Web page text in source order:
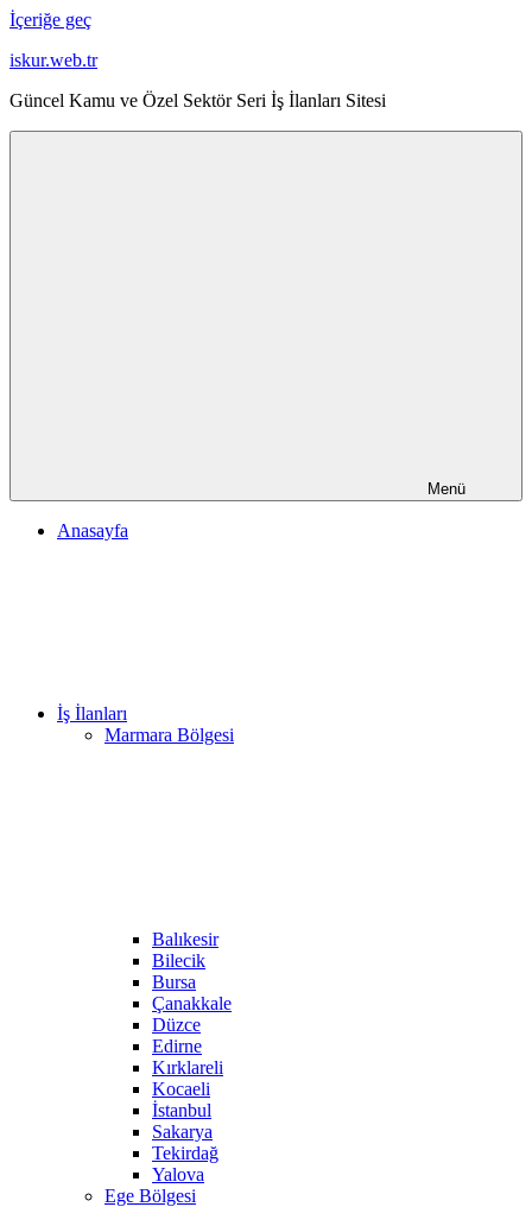
İçeriğe geç
iskur.web.tr
Güncel Kamu ve Özel Sektör Seri İş İlanları Sitesi
Menü
Anasayfa
İş İlanları
Marmara Bölgesi
Balıkesir
Bilecik
Bursa
Çanakkale
Düzce
Edirne
Kırklareli
Kocaeli
İstanbul
Sakarya
Tekirdağ
Yalova
Ege Bölgesi